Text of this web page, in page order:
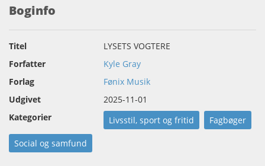
Boginfo
Titel
LYSETS VOGTERE
Forfatter
Kyle Gray
Forlag
Fønix Musik
Udgivet
2025-11-01
Kategorier
Livsstil, sport og fritid Fagbøger
Social og samfund